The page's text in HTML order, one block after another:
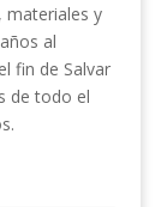
materiales y
al
fin de Salvar
de todo el